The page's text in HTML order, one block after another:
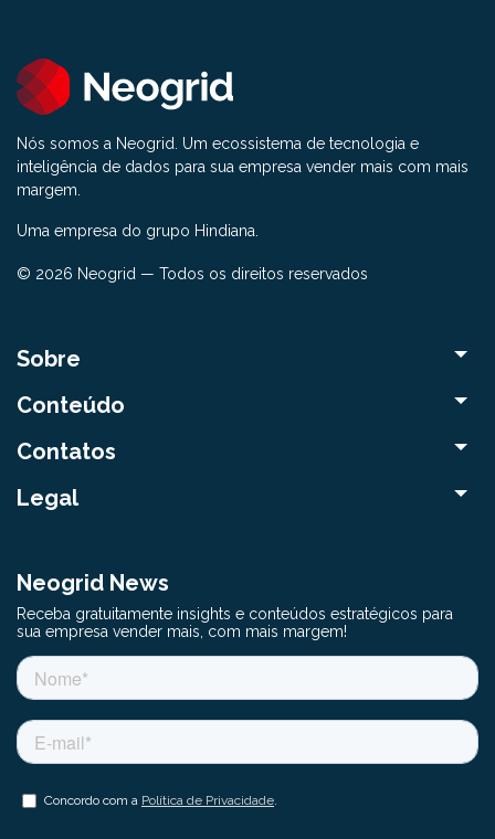
Nós somos a Neogrid. Um ecossistema de tecnologia e
inteligência de dados para sua empresa vender mais com mais
margem.
Uma empresa do grupo Hindiana.
© 2026 Neogrid — Todos os direitos reservados
Sobre
Conteúdo
Contatos
Legal
Neogrid News